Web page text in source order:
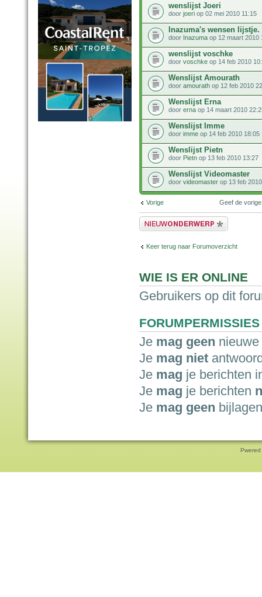
wenslijst Joeri
door joeri op 02 mei 2010 11:15
Inazuma's wensen lijstje.
door Inazuma op 12 maart 2010
wenslijst voschke
door voschke op 14 feb 2010
Wenslijst Amourath
door amourath op 12 feb 2010
Wenslijst Erna
door erna op 14 maart 2010
Wenslijst Imme
door imme op 14 feb 2010 18:05
Wenslijst Pietn
door Pietn op 13 feb 2010 13:27
Wenslijst Videomaster
door videomaster op 13 feb
Vorige Geef de
Plaats een nieuw bericht
Keer terug naar Forumoverzicht
WIE IS ER ONLINE
Gebruikers op dit
FORUMPERMISSIES
Je mag geen
Je mag niet
Je mag je berichten
Je mag je berichten
Je mag geen